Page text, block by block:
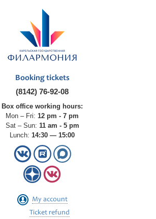
Booking tickets
(8142) 76-92-08
Box office working hours:
Mon – Fri: 12 pm - 7 pm
Sat – Sun: 11 am - 5 pm
Lunch: 14:30 — 15:00
My account
Ticket refund